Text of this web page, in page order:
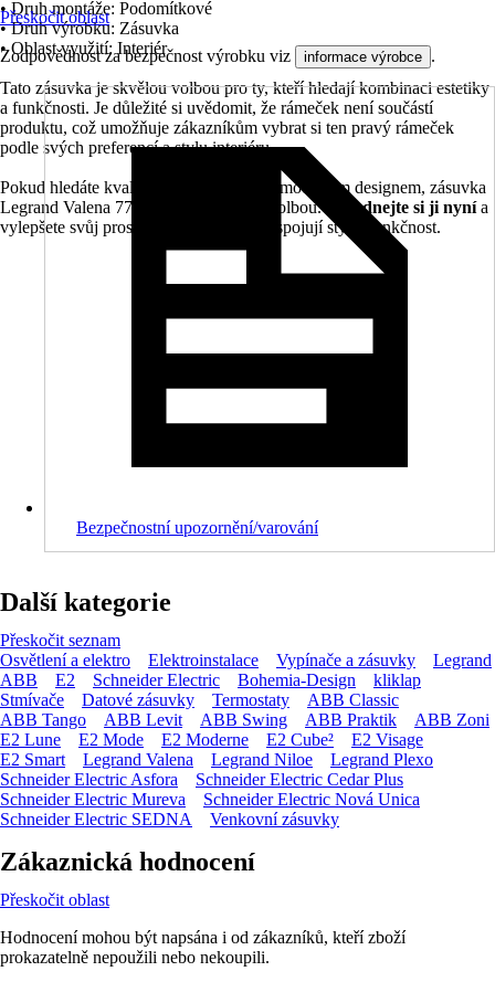
• Druh montáže: Podomítkové
• Druh výrobku: Zásuvka
• Oblast využití: Interiér
Tato zásuvka je skvělou volbou pro ty, kteří hledají kombinaci estetiky
a funkčnosti. Je důležité si uvědomit, že rámeček není součástí
produktu, což umožňuje zákazníkům vybrat si ten pravý rámeček
podle svých preferencí a stylu interiéru.
Pokud hledáte kvalitní elektroinstalaci s moderním designem, zásuvka
Legrand Valena 770196 je tou pravou volbou.
Objednejte si ji nynía
vylepšete svůj prostor s produkty, které spojují styl a funkčnost.
Přeskočit oblast
Zodpovědnost za bezpečnost výrobku viz informace výrobce .
Bezpečnostní upozornění/varování
Další kategorie
Přeskočit seznam
Osvětlení a elektro
Elektroinstalace Vypínače a zásuvky
Legrand
ABB
E2 Schneider Electric Bohemia-Design
kliklap
Stmívače
Datové zásuvky Termostaty
ABB Classic
ABB Tango
ABB Levit ABB Swing ABB Praktik
ABB Zoni
E2 Lune
E2 Mode E2 Moderne E2 Cube²
E2 Visage
E2 Smart
Legrand Valena Legrand Niloe
Legrand Plexo
Schneider Electric Asfora
Schneider Electric Cedar Plus
Schneider Electric Mureva
Schneider Electric Nová Unica
Schneider Electric SEDNA
Venkovní zásuvky
Zákaznická hodnocení
Přeskočit oblast
Hodnocení mohou být napsána i od zákazníků, kteří zboží
prokazatelně nepoužili nebo nekoupili.